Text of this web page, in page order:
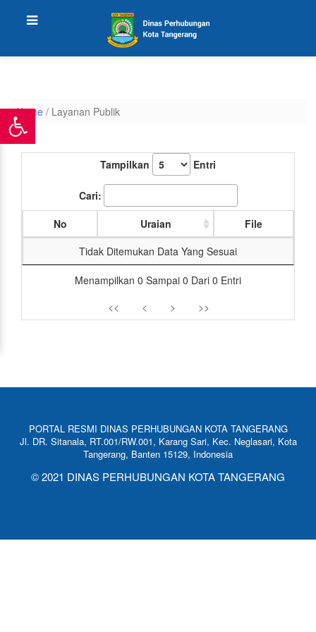
Home / Layanan Publik
Tampilkan Entri
Cari:
No
Uraian
File
Tidak Ditemukan Data Yang Sesuai
Menampilkan 0 Sampai 0 Dari 0 Entri
<<
< > >>
PORTAL RESMI DINAS PERHUBUNGAN KOTA TANGERANG
Jl. DR. Sitanala, RT.001/RW.001, Karang Sari, Kec. Neglasari, Kota
Tangerang, Banten 15129, Indonesia
© 2021 DINAS PERHUBUNGAN KOTA TANGERANG